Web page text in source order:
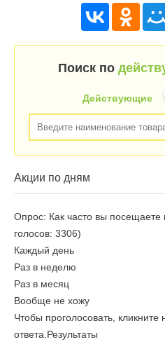
Поиск по
Действующие
Акции по дням
Опрос: Как часто вы посещаете
голосов: 3306)
Каждый день
Раз в неделю
Раз в месяц
Вообще не хожу
Чтобы проголосовать,
ответа. Результаты